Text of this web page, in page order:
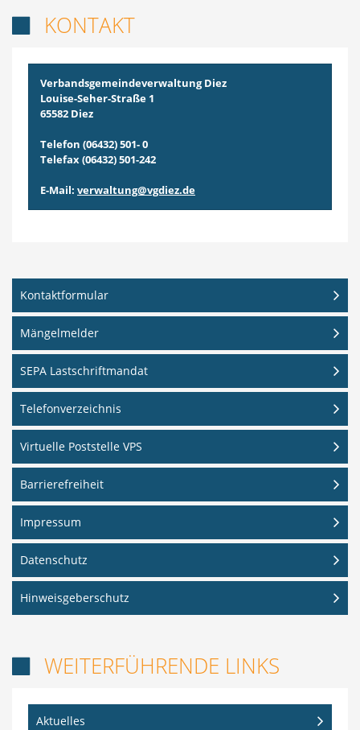
KONTAKT
Verbandsgemeindeverwaltung Diez
Louise-Seher-Straße 1
65582 Diez
Telefon (06432) 501- 0
Telefax (06432) 501-242
E-Mail: verwaltung@vgdiez.de
Kontaktformular
Mängelmelder
SEPA Lastschriftmandat
Telefonverzeichnis
Virtuelle Poststelle VPS
Barrierefreiheit
Impressum
Datenschutz
Hinweisgeberschutz
WEITERFÜHRENDE LINKS
Aktuelles